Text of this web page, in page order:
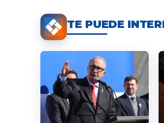
TE PUEDE